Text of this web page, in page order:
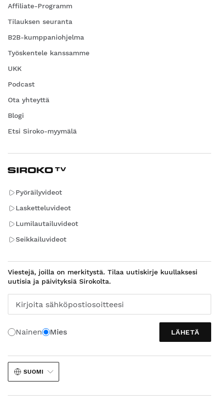
Affiliate-Programm
Tilauksen seuranta
B2B-kumppaniohjelma
Työskentele kanssamme
UKK
Podcast
Ota yhteyttä
Blogi
Etsi Siroko-myymälä
Pyöräilyvideot
Lasketteluvideot
Lumilautailuvideot
Seikkailuvideot
Viestejä, joilla on merkitystä. Tilaa uutiskirje kuullaksesi
uutisia ja päivityksiä Sirokolta.
Kirjoita sähköpostiosoitteesi
Nainen Mies LÄHETÄ
SUOMI